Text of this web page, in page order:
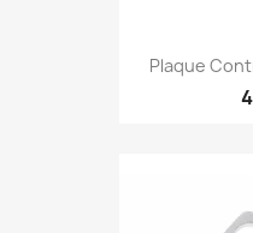
Plaque